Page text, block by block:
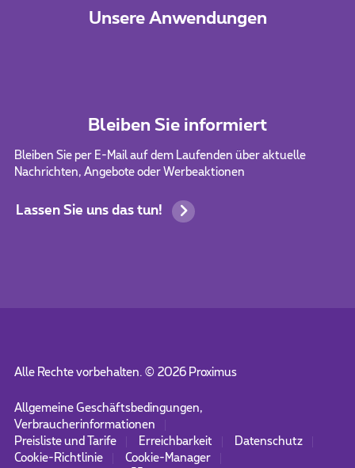
Unsere Anwendungen
Bleiben Sie informiert
Bleiben Sie per E-Mail auf dem Laufenden über aktuelle
Nachrichten, Angebote oder Werbeaktionen
Lassen Sie uns das tun!
Alle Rechte vorbehalten. © 2026Proximus
Allgemeine Geschäftsbedingungen,
Verbraucherinformationen
Preisliste und Tarife
Erreichbarkeit
Datenschutz
Cookie-Richtlinie
Cookie-Manager